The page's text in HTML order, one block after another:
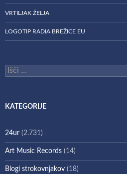
VRTILJAK ŽELJA
LOGOTIP RADIA BREŽICE EU
Išči:
KATEGORIJE
24ur (2.731)
Art Music Records (14)
Blogi strokovnjakov (18)